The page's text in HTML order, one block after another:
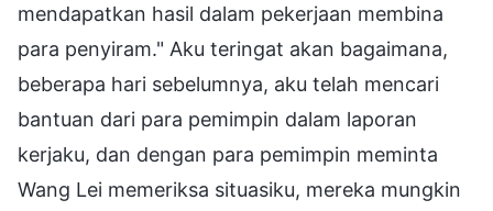
mendapatkan hasil dalam pekerjaan membina
para penyiram." Aku teringat akan bagaimana,
beberapa hari sebelumnya, aku telah mencari
bantuan dari para pemimpin dalam laporan
kerjaku, dan dengan para pemimpin meminta
Wang Lei memeriksa situasiku, mereka mungkin